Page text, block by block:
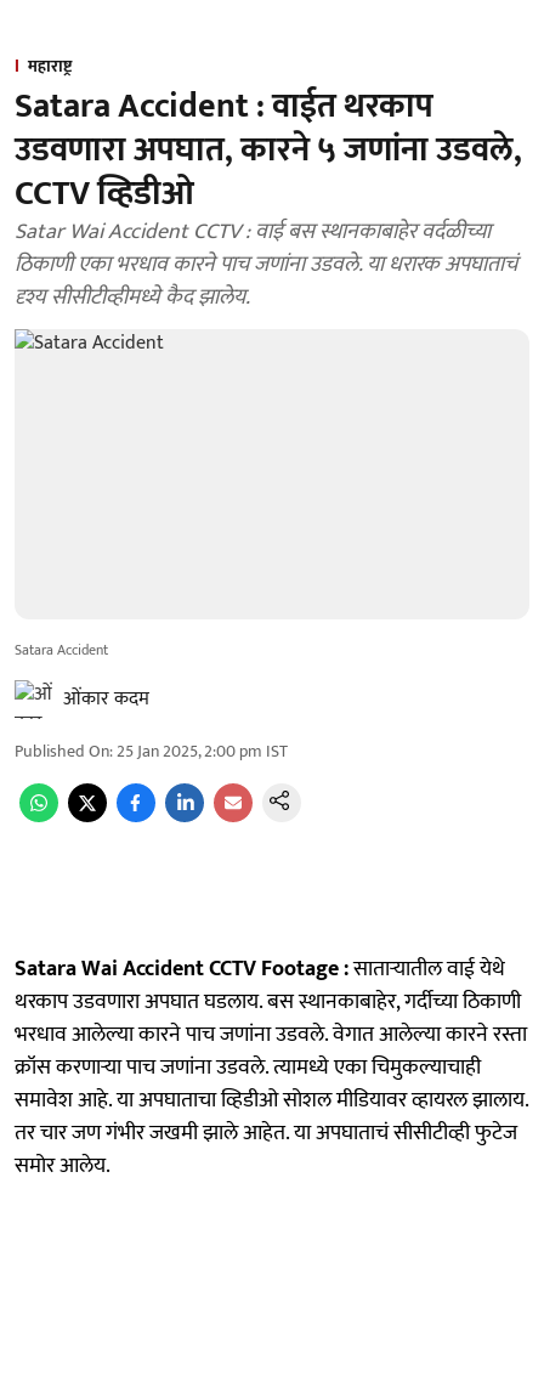
महाराष्ट्र
Satara Accident : वाईत थरकाप
उडवणारा अपघात, कारने ५ जणांना उडवले,
CCTV व्हिडीओ
Satar Wai Accident CCTV : वाई बस स्थानकाबाहेर वर्दळीच्या
ठिकाणी एका भरधाव कारने पाच जणांना उडवले. या धरारक अपघाताचं
दृश्य सीसीटीव्हीमध्ये कैद झालेय.
Satara Accident
ओंकार कदम
Published On:25 Jan 2025, 2:00 pm IST
Satara Wai Accident CCTV Footage :साताऱ्यातील वाई येथे
थरकाप उडवणारा अपघात घडलाय. बस स्थानकाबाहेर, गर्दीच्या ठिकाणी
भरधाव आलेल्या कारने पाच जणांना उडवले. वेगात आलेल्या कारने रस्ता
क्रॉस करणाऱ्या पाच जणांना उडवले. त्यामध्ये एका चिमुकल्याचाही
समावेश आहे. या अपघाताचा व्हिडीओ सोशल मीडियावर व्हायरल झालाय.
तर चार जण गंभीर जखमी झाले आहेत. या अपघाताचं सीसीटीव्ही फुटेज
समोर आलेय.